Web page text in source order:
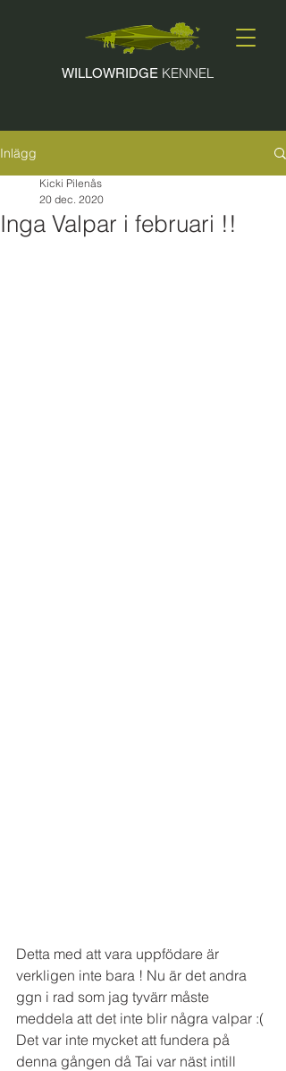
WILLOWRIDGE KENNEL
Inlägg
Inga Valpar i februari !!
Kicki Pilenås
20 dec. 2020
Detta med att vara uppfödare är
verkligen inte bara ! Nu är det andra
ggn i rad som jag tyvärr måste
meddela att det inte blir några valpar :(
Det var inte mycket att fundera på
denna gången då Tai var näst intill